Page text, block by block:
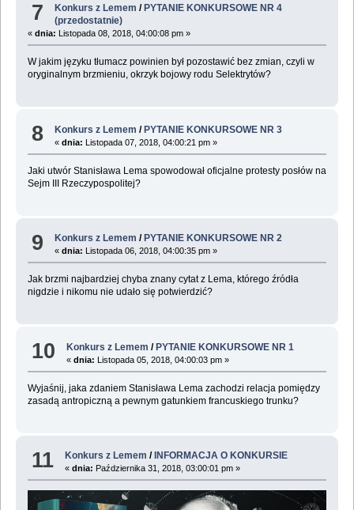
7 Konkurs z Lemem / PYTANIE KONKURSOWE NR 4
(przedostatnie)
« dnia: Listopada 08, 2018, 04:00:08 pm »
W jakim języku tłumacz powinien był pozostawić bez zmian, czyli w
oryginalnym brzmieniu, okrzyk bojowy rodu Selektrytów?
8 Konkurs z Lemem /PYTANIE KONKURSOWE NR 3
«dnia: Listopada 07, 2018, 04:00:21 pm »
Jaki utwór Stanisława Lema spowodował oficjalne protesty posłów na
Sejm III Rzeczypospolitej?
9 Konkurs z Lemem / PYTANIE KONKURSOWE NR 2
«dnia: Listopada 06, 2018, 04:00:35 pm »
Jak brzmi najbardziej chyba znany cytat z Lema, którego źródła
nigdzie i nikomu nie udało się potwierdzić?
10 Konkurs z Lemem /PYTANIE KONKURSOWE NR 1
«dnia: Listopada 05, 2018, 04:00:03 pm »
Wyjaśnij, jaka zdaniem Stanisława Lema zachodzi relacja pomiędzy
zasadą antropiczną a pewnym gatunkiem francuskiego trunku?
11 Konkurs z Lemem / INFORMACJA O KONKURSIE
«dnia: Października 31, 2018, 03:00:01 pm »